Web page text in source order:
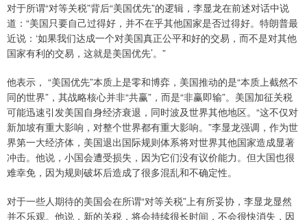
对于所谓“对等关税”背后“美国优先”的逻辑，李显龙在前述对话中说
道：“美国只要自己过得好，并不在乎其他国家是否过得好。特朗普最
近说：‘如果我们达成一个对美国真正公平和好的交易，而不是对其他
国家有利的交易，这就是美国优先’。”
他表示， “美国优先”本质上是零和博弈，美国推动的是“本质上截然不
同的世界”，其战略核心并非“共赢”，而是“非赢即输”。美国加征关税
可能迅速引发美国自身经济衰退，同时波及世界其他地区。“这不仅对
新加坡有重大影响，对整个世界都有重大影响。”李显龙强调，作为世
界第一大经济体，美国退出国际规则体系将对世界其他国家造成显著
冲击。他说，小国会遭受损失，因为它们没有议价能力。但大国也很
难幸免，因为规则破坏后造成了很多混乱和不确定性。
对于一些人期待的美国会在所谓“对等关税”上有所妥协，李显龙显然
并不乐观。他说，新的关税，将会持续很长时间，不会很快消失，因